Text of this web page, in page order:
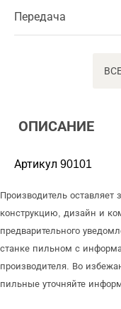
Передача
ОПИСАНИЕ
Артикул 90101
Производитель
конструкцию, дизайн и
предварительного
станке пильном с
производителя. Во
пильные уточняйте